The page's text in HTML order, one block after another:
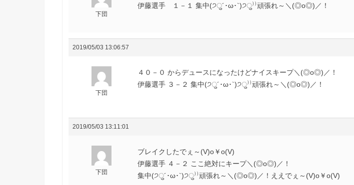
下団
伊藤選手 １－１ 集中(੭ु´･ω･`)੭ु⁾⁾頑張れ～＼(◎o◎)／！
2019/05/03 13:06:57
下団
４０－０ からデュースになったけどナイスキープ＼(◎o◎)／！
伊藤選手 ３－２ 集中(੭ु´･ω･`)੭ु⁾⁾頑張れ～＼(◎o◎)／！
2019/05/03 13:11:01
下団
ブレイクしたでぇ～(V)o￥o(V)
伊藤選手 ４－２ ここ絶対にキープ＼(◎o◎)／！
集中(੭ु´･ω･`)੭ु⁾⁾頑張れ～＼(◎o◎)／！ええでぇ～(V)o￥o(V)